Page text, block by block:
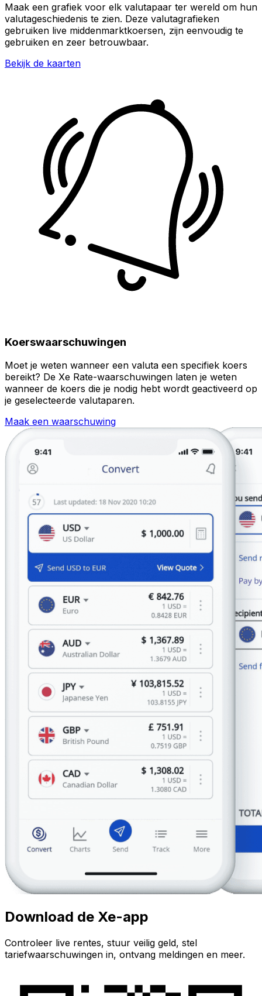
Maak een grafiek voor elk valutapaar ter wereld om hun
valutageschiedenis te zien. Deze valutagrafieken
gebruiken live middenmarktkoersen, zijn eenvoudig te
gebruiken en zeer betrouwbaar.
Bekijk de kaarten
Koerswaarschuwingen
Moet je weten wanneer een valuta een specifiek koers
bereikt? De Xe Rate-waarschuwingen laten je weten
wanneer de koers die je nodig hebt wordt geactiveerd op
je geselecteerde valutaparen.
Maak een waarschuwing
Download de Xe-app
Controleer live rentes, stuur veilig geld, stel
tariefwaarschuwingen in, ontvang meldingen en meer.